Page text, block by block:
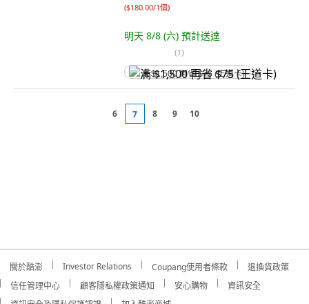
($180.00/1個)
明天 8/8 (六) 預計送達
(1)
满 $1,500 再省 $75 (王道卡)
6 7 8 9 10
關於酷澎 Investor Relations Coupang使用者條款
退換貨政策
信任管理中心
顧客隱私權政策通知 安心購物
資訊安全